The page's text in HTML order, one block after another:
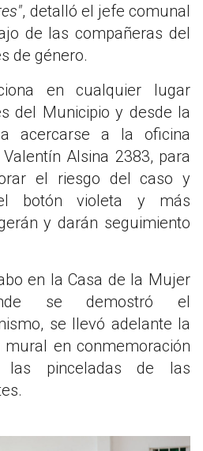
, detalló el jefe comunal
de las compañeras del
de género.
en cualquier lugar
del Municipio y desde la
acercarse a la oficina
Alsina 2383, para
el riesgo del caso y
botón violeta y más
y darán seguimiento
en la Casa de la Mujer
se demostró el
se llevó adelante la
en conmemoración
pinceladas de las